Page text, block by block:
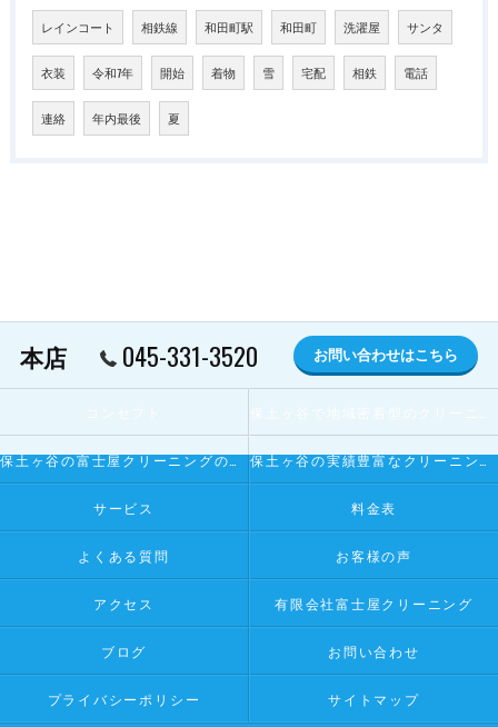
レインコート 相鉄線 和田町駅 和田町 洗濯屋 サンタ
衣装 令和7年 開始 着物 雪 宅配 相鉄 電話
連絡 年内最後 夏
本店 045-331-3520 お問い合わせはこちら
保土ヶ谷の富士屋クリーニングの寄せられるお客様の声 保土ヶ谷の実績豊富なクリーニング屋
サービス 料金表
よくある質問 お客様の声
アクセス 有限会社富士屋クリーニング
ブログ お問い合わせ
プライバシーポリシー サイトマップ